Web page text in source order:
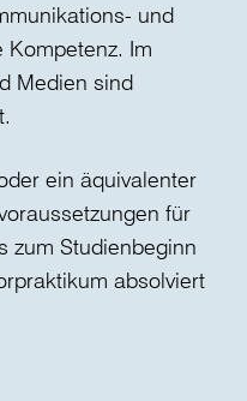
und
Kompetenz. Im
Medien sind
ein äquivalenter
für
zum Studienbeginn
absolviert